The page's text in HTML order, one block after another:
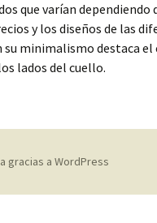
que varían dependiendo
y los diseños de las
su minimalismo destaca
lados del cuello.
gracias a WordPress